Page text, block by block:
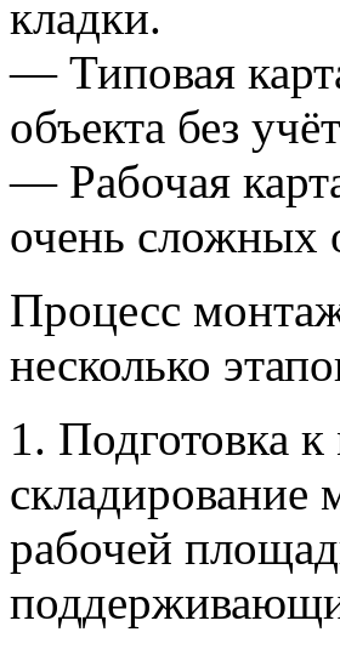
кладки.
— Типовая
объекта без
— Рабочая
очень сложных
Процесс
несколько
1. Подготовка
складирование
рабочей